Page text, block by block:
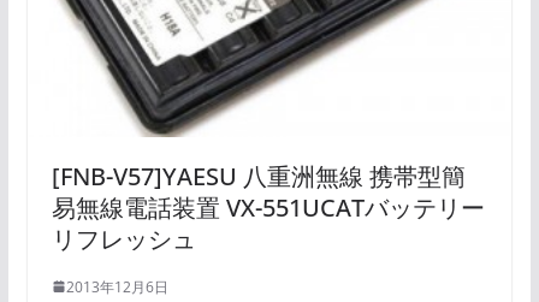
[FNB-V57]YAESU 八重洲無線 携帯型簡
易無線電話装置 VX-551UCATバッテリー
リフレッシュ
2013年12月6日